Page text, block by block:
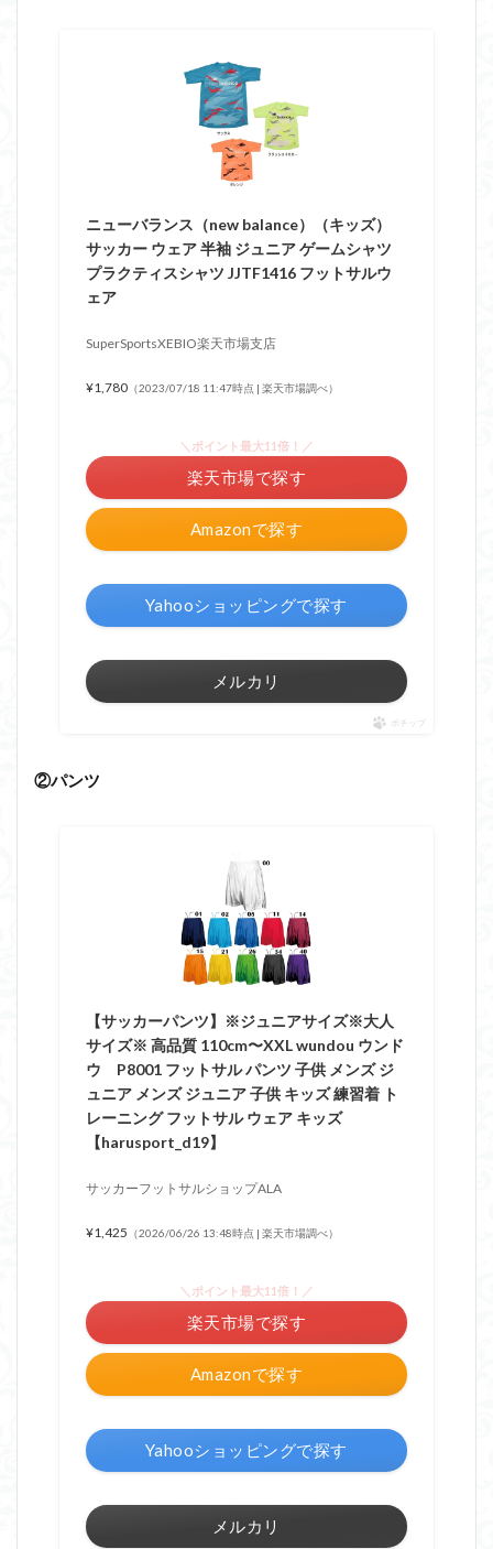
ニューバランス（new balance）（キッズ）
サッカー ウェア 半袖 ジュニア ゲームシャツ
プラクティスシャツ JJTF1416 フットサルウ
ェア
SuperSportsXEBIO楽天市場支店
¥1,780 （2023/07/18 11:47時点 | 楽天市場調べ）
Amazonで探す
＼ポイント最大11倍！／
楽天市場で探す
Yahooショッピングで探す
メルカリ
ポチップ
②パンツ
【サッカーパンツ】※ジュニアサイズ※大人
サイズ※ 高品質 110cm〜XXL wundou ウンド
ウ P8001 フットサル パンツ 子供 メンズ ジ
ュニア メンズ ジュニア 子供 キッズ 練習着 ト
レーニング フットサル ウェア キッズ
【harusport_d19】
サッカーフットサルショップALA
¥1,425 （2026/06/26 13:48時点 | 楽天市場調べ）
Amazonで探す
＼ポイント最大11倍！／
楽天市場で探す
Yahooショッピングで探す
メルカリ